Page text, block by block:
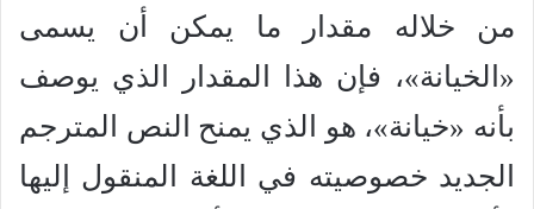
من خلاله مقدار ما يمكن أن يسمى
«الخيانة»، فإن هذا المقدار الذي يوصف
بأنه «خيانة»، هو الذي يمنح النص المترجم
الجديد خصوصيته في اللغة المنقول إليها